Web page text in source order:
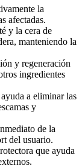
la
afectadas.
y la cera de
manteniendo la
y regeneración
ingredientes
a eliminar las
y
de la
del usuario.
que ayuda